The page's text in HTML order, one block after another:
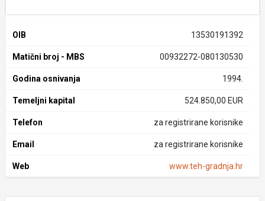
OIB 13530191392
Matični broj - MBS 00932272-080130530
Godina osnivanja 1994.
Temeljni kapital 524.850,00 EUR
Telefon za registrirane korisnike
Email za registrirane korisnike
Web www.teh-gradnja.hr